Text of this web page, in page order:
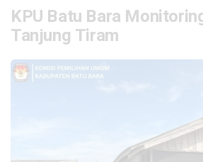
KPU Batu Bara
Tanjung Tiram